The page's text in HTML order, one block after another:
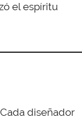
el espíritu
diseñador